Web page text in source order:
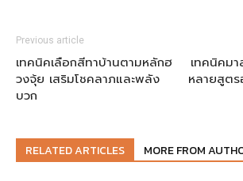
Previous article
เทคนิคเลือกสีทาบ้านตามหลักฮ
วงจุ้ย เสริมโชคลาภและพลัง
บวก
เทคนิคม
หลายสูตร
RELATED ARTICLES MORE FROM